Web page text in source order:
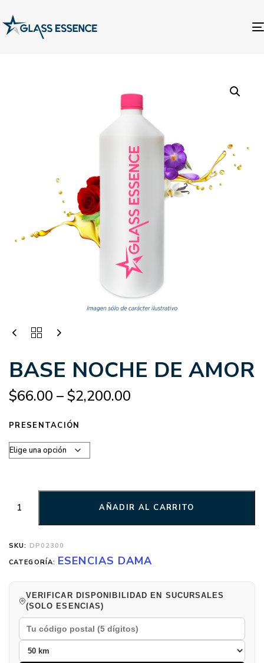
BASE NOCHE DE AMOR
$66.00 –$2,200.00
PRESENTACIÓN
AÑADIR AL CARRITO
SKU: DP02300
CATEGORÍA: ESENCIAS DAMA
VERIFICAR DISPONIBILIDAD EN SUCURSALES
(SOLO ESENCIAS)